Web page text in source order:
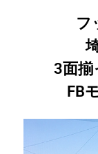
フ
3面揃
FB